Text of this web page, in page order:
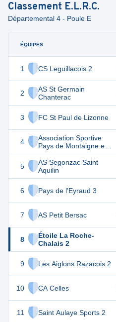
Classement E.L.R.C.
Départemental 4 - Poule E
ÉQUIPES
1 CS Leguillacois 2
2
AS St Germain
Chanterac
3 FC St Paul de Lizonne
4
Association Sportive
Pays de Montaigne et
Gurçon 3
5
AS Segonzac Saint
Aquilin
6 Pays de l'Eyraud 3
7 AS Petit Bersac
8
Étoile La Roche-
Chalais 2
9 Les Aiglons Razacois 2
10 CA Celles
11 Saint Aulaye Sports 2
50
29 18
29
28
21
20
13 18
0 0